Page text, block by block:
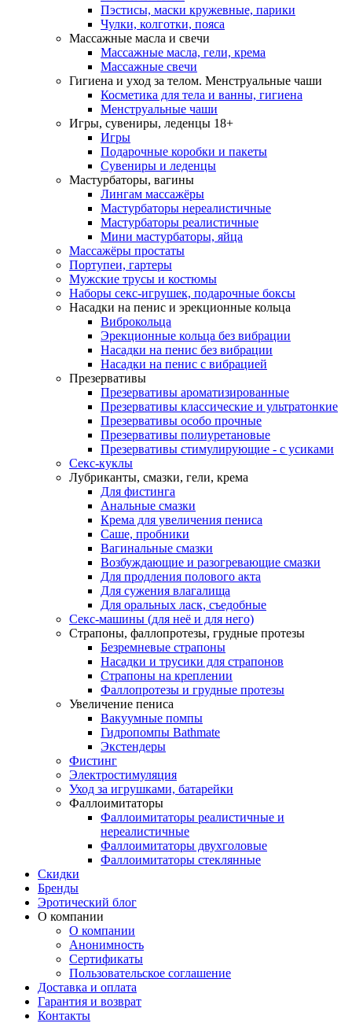
Пэстисы, маски кружевные, парики
Чулки, колготки, пояса
Массажные масла и свечи
Массажные масла, гели, крема
Массажные свечи
Гигиена и уход за телом. Менструальные чаши
Косметика для тела и ванны, гигиена
Менструальные чаши
Игры, сувениры, леденцы 18+
Игры
Подарочные коробки и пакеты
Сувениры и леденцы
Мастурбаторы, вагины
Лингам массажёры
Мастурбаторы нереалистичные
Мастурбаторы реалистичные
Мини мастурбаторы, яйца
Массажёры простаты
Портупеи, гартеры
Мужские трусы и костюмы
Наборы секс-игрушек, подарочные боксы
Насадки на пенис и эрекционные кольца
Виброкольца
Эрекционные кольца без вибрации
Насадки на пенис без вибрации
Насадки на пенис с вибрацией
Презервативы
Презервативы ароматизированные
Презервативы классические и ультратонкие
Презервативы особо прочные
Презервативы полиуретановые
Презервативы стимулирующие - с усиками
Секс-куклы
Лубриканты, смазки, гели, крема
Для фистинга
Анальные смазки
Крема для увеличения пениса
Саше, пробники
Вагинальные смазки
Возбуждающие и разогревающие смазки
Для продления полового акта
Для сужения влагалища
Для оральных ласк, съедобные
Секс-машины (для неё и для него)
Страпоны, фаллопротезы, грудные протезы
Безремневые страпоны
Насадки и трусики для страпонов
Страпоны на креплении
Фаллопротезы и грудные протезы
Увеличение пениса
Вакуумные помпы
Гидропомпы Bathmate
Экстендеры
Фистинг
Электростимуляция
Уход за игрушками, батарейки
Фаллоимитаторы
Фаллоимитаторы реалистичные и
нереалистичные
Фаллоимитаторы двухголовые
Фаллоимитаторы стеклянные
Скидки
Бренды
Эротический блог
О компании
О компании
Анонимность
Сертификаты
Пользовательское соглашение
Доставка и оплата
Гарантия и возврат
Контакты